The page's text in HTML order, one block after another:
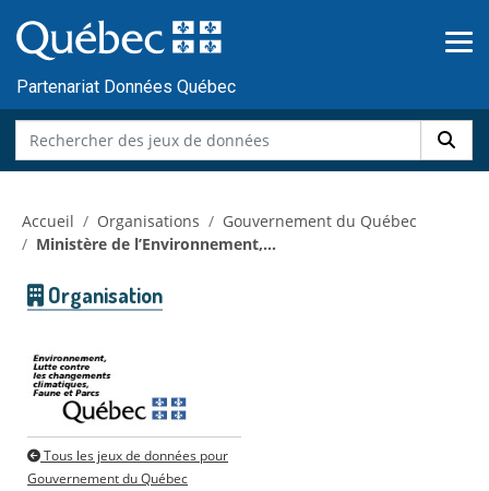
au
contenu
Partenariat Données Québec
Accueil Organisations
Gouvernement du Québec
Ministère de l’Environnement,...
Organisation
Tous les jeux de données pour
Gouvernement du Québec